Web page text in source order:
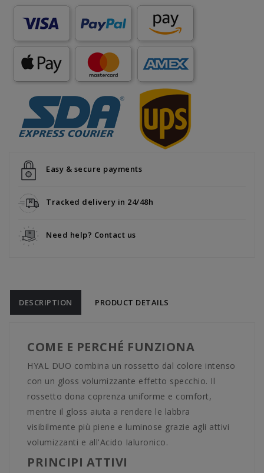
Easy & secure payments
Tracked delivery in 24/48h
Need help? Contact us
DESCRIPTION PRODUCT DETAILS
COME E PERCHÉ FUNZIONA
HYAL DUO combina un rossetto dal colore intenso
con un gloss volumizzante effetto specchio. Il
rossetto dona coprenza uniforme e comfort,
mentre il gloss aiuta a rendere le labbra
visibilmente più piene e luminose grazie agli attivi
volumizzanti e all'Acido Ialuronico.
PRINCIPI ATTIVI